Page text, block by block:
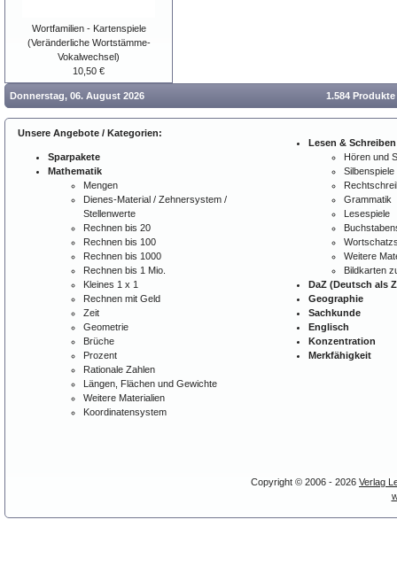
Wortfamilien - Kartenspiele
(Veränderliche Wortstämme-
Vokalwechsel)
10,50 €
Donnerstag, 06. August 2026 1.584
Unsere Angebote / Kategorien:
Sparpakete
Mathematik
Mengen
Dienes-Material / Zehnersystem /
Stellenwerte
Rechnen bis 20
Rechnen bis 100
Rechnen bis 1000
Rechnen bis 1 Mio.
Kleines 1 x 1
Rechnen mit Geld
Zeit
Geometrie
Brüche
Prozent
Rationale Zahlen
Längen, Flächen und Gewichte
Weitere Materialien
Koordinatensystem
Lesen & Schreiben
Hören und
Silbenspiele
Grammatik
Lesespiele
Weitere
Bildkarten
DaZ (Deutsch als
Geographie
Sachkunde
Englisch
Konzentration
Merkfähigkeit
Copyright © 2006 - 2026 Verlag